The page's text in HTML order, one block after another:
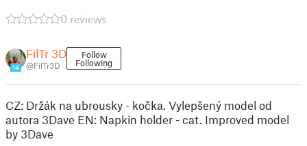
0 reviews
14
FilTr 3D
@FilTr3D
Follow
Following
CZ: Držák na ubrousky - kočka. Vylepšený model od
autora 3Dave EN: Napkin holder - cat. Improved model
by 3Dave